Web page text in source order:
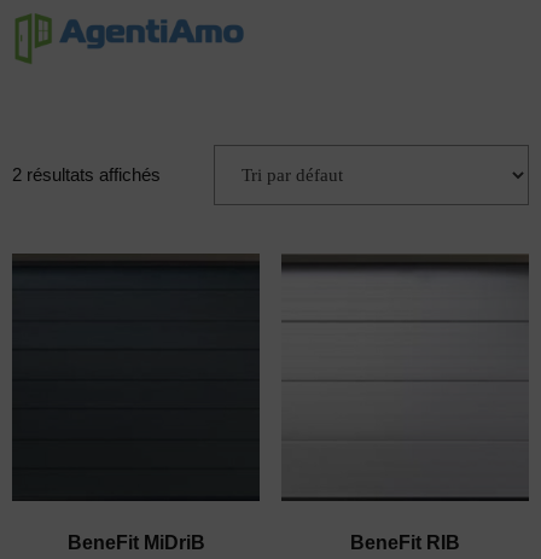
2 résultats affichés
BeneFit MiDriB BeneFit RIB